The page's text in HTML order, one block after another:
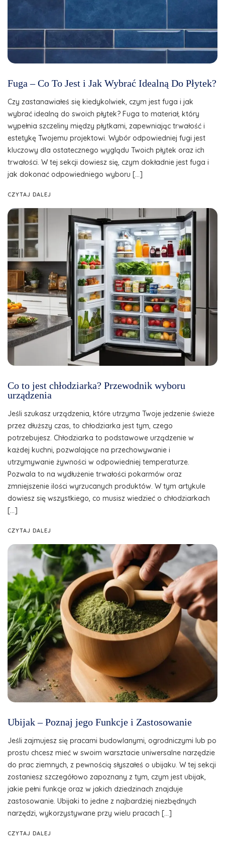
Fuga – Co To Jest i Jak Wybrać Idealną Do Płytek?
Czy zastanawiałeś się kiedykolwiek, czym jest fuga i jak
wybrać idealną do swoich płytek? Fuga to materiał, który
wypełnia szczeliny między płytkami, zapewniając trwałość i
estetykę Twojemu projektowi. Wybór odpowiedniej fugi jest
kluczowy dla ostatecznego wyglądu Twoich płytek oraz ich
trwałości. W tej sekcji dowiesz się, czym dokładnie jest fuga i
jak dokonać odpowiedniego wyboru […]
CZYTAJ DALEJ
Co to jest chłodziarka? Przewodnik wyboru
urządzenia
Jeśli szukasz urządzenia, które utrzyma Twoje jedzenie świeże
przez dłuższy czas, to chłodziarka jest tym, czego
potrzebujesz. Chłodziarka to podstawowe urządzenie w
każdej kuchni, pozwalające na przechowywanie i
utrzymywanie żywności w odpowiedniej temperaturze.
Pozwala to na wydłużenie trwałości pokarmów oraz
zmniejszenie ilości wyrzucanych produktów. W tym artykule
dowiesz się wszystkiego, co musisz wiedzieć o chłodziarkach
[…]
CZYTAJ DALEJ
Ubijak – Poznaj jego Funkcje i Zastosowanie
Jeśli zajmujesz się pracami budowlanymi, ogrodniczymi lub po
prostu chcesz mieć w swoim warsztacie uniwersalne narzędzie
do prac ziemnych, z pewnością słyszałeś o ubijaku. W tej sekcji
zostaniesz szczegółowo zapoznany z tym, czym jest ubijak,
jakie pełni funkcje oraz w jakich dziedzinach znajduje
zastosowanie. Ubijaki to jedne z najbardziej niezbędnych
narzędzi, wykorzystywane przy wielu pracach […]
CZYTAJ DALEJ